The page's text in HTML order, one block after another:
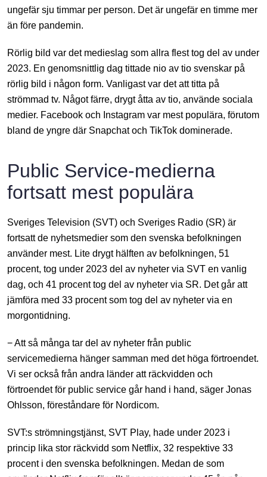
ungefär sju timmar per person. Det är ungefär en timme mer
än före pandemin.
Rörlig bild var det medieslag som allra flest tog del av under
2023. En genomsnittlig dag tittade nio av tio svenskar på
rörlig bild i någon form. Vanligast var det att titta på
strömmad tv. Något färre, drygt åtta av tio, använde sociala
medier. Facebook och Instagram var mest populära, förutom
bland de yngre där Snapchat och TikTok dominerade.
Public Service-medierna
fortsatt mest populära
Sveriges Television (SVT) och Sveriges Radio (SR) är
fortsatt de nyhetsmedier som den svenska befolkningen
använder mest. Lite drygt hälften av befolkningen, 51
procent, tog under 2023 del av nyheter via SVT en vanlig
dag, och 41 procent tog del av nyheter via SR. Det går att
jämföra med 33 procent som tog del av nyheter via en
morgontidning.
− Att så många tar del av nyheter från public
servicemedierna hänger samman med det höga förtroendet.
Vi ser också från andra länder att räckvidden och
förtroendet för public service går hand i hand, säger Jonas
Ohlsson, föreståndare för Nordicom.
SVT:s strömningstjänst, SVT Play, hade under 2023 i
princip lika stor räckvidd som Netflix, 32 respektive 33
procent i den svenska befolkningen. Medan de som